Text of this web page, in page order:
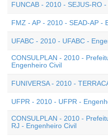
FUNCAB - 2010 - SEJUS-RO
FMZ - AP - 2010 - SEAD-AP -
UFABC - 2010 - UFABC -
CONSULPLAN - 2010 -
Engenheiro Civil
FUNIVERSA - 2010 -
UFPR - 2010 - UFPR -
CONSULPLAN - 2010 -
RJ - Engenheiro Civil